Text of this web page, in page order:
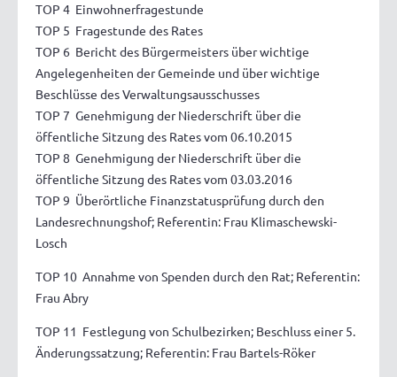
TOP 4 Einwohnerfragestunde
TOP 5 Fragestunde des Rates
TOP 6 Bericht des Bürgermeisters über wichtige
Angelegenheiten der Gemeinde und über wichtige
Beschlüsse des Verwaltungsausschusses
TOP 7 Genehmigung der Niederschrift über die
öffentliche Sitzung des Rates vom 06.10.2015
TOP 8 Genehmigung der Niederschrift über die
öffentliche Sitzung des Rates vom 03.03.2016
TOP 9 Überörtliche Finanzstatusprüfung durch den
Landesrechnungshof; Referentin: Frau Klimaschewski-
Losch
TOP 10 Annahme von Spenden durch den Rat; Referentin:
Frau Abry
TOP 11 Festlegung von Schulbezirken; Beschluss einer 5.
Änderungssatzung; Referentin: Frau Bartels-Röker